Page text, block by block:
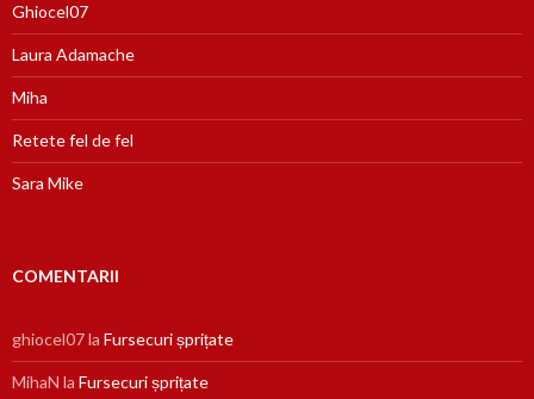
Ghiocel07
Laura Adamache
Miha
Retete fel de fel
Sara Mike
COMENTARII
ghiocel07la Fursecuri șprițate
MihaN la Fursecuri șprițate